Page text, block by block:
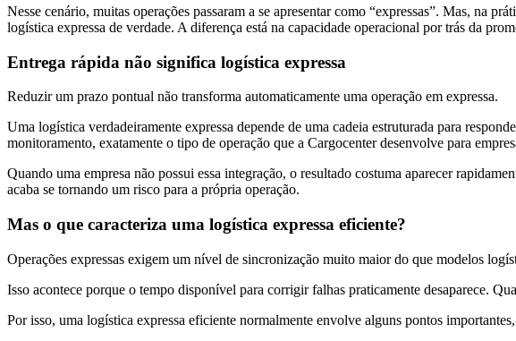
Nesse cenário, muitas operações passaram a se apresentar como “expressas”. Mas, na
logística expressa de verdade. A diferença está na capacidade operacional por trás da
Entrega rápida não significa logística expressa
Reduzir um prazo pontual não transforma automaticamente uma operação em expressa.
Uma logística verdadeiramente expressa depende de uma cadeia estruturada para
monitoramento, exatamente o tipo de operação que a Cargocenter desenvolve para
Quando uma empresa não possui essa integração, o resultado costuma aparecer
acaba se tornando um risco para a própria operação.
Mas o que caracteriza uma logística expressa eficiente?
Operações expressas exigem um nível de sincronização muito maior do que modelos
Isso acontece porque o tempo disponível para corrigir falhas praticamente desaparece.
Por isso, uma logística expressa eficiente normalmente envolve alguns pontos